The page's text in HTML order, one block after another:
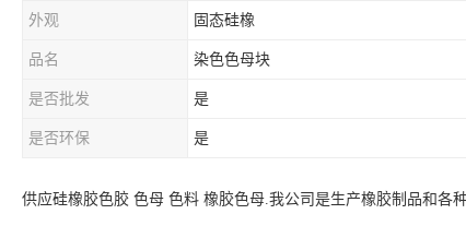
外观 固态硅橡
品名 染色色母块
是否批发 是
是否环保 是
供应硅橡胶色胶 色母 色料 橡胶色母.我公司是生产橡胶制品和各